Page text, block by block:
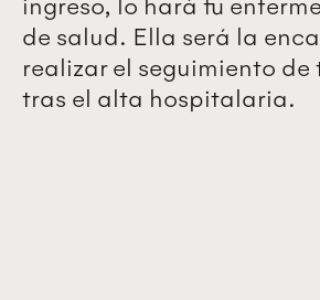
de salud. Ella será la
realizar el seguimiento de
tras el alta hospitalaria.